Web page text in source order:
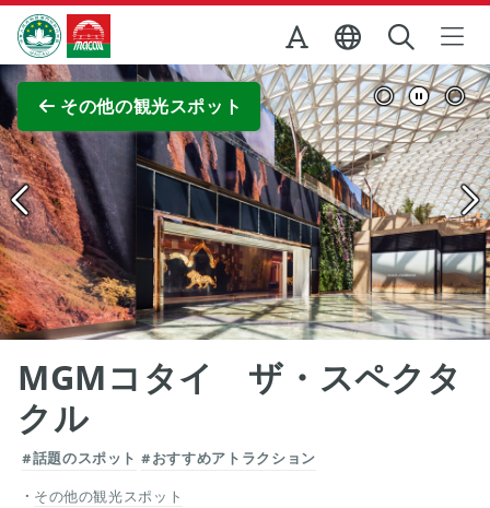
Skip to Main Content
マカオ政府観光局
その他の観光スポット
全画面表示
MGMコタイ ザ・スペクタ
クル
#話題のスポット #おすすめアトラクション
その他の観光スポット